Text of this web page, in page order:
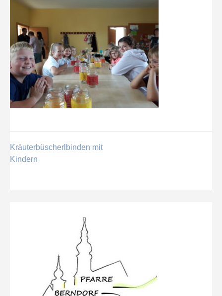
Beitragsnavigation
Kräuterbüscherlbinden mit
Kindern